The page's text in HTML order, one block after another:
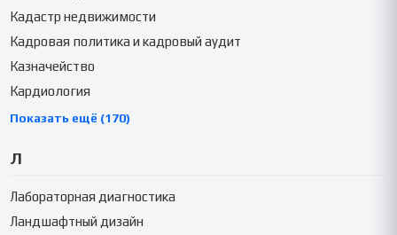
Кадастр недвижимости
Кадровая политика и кадровый аудит
Казначейство
Кардиология
Показать ещё (170)
Л
Лабораторная диагностика
Ландшафтный дизайн